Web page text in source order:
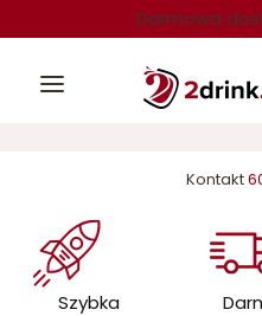
Darmowa
Menu
Kontakt
Szybka